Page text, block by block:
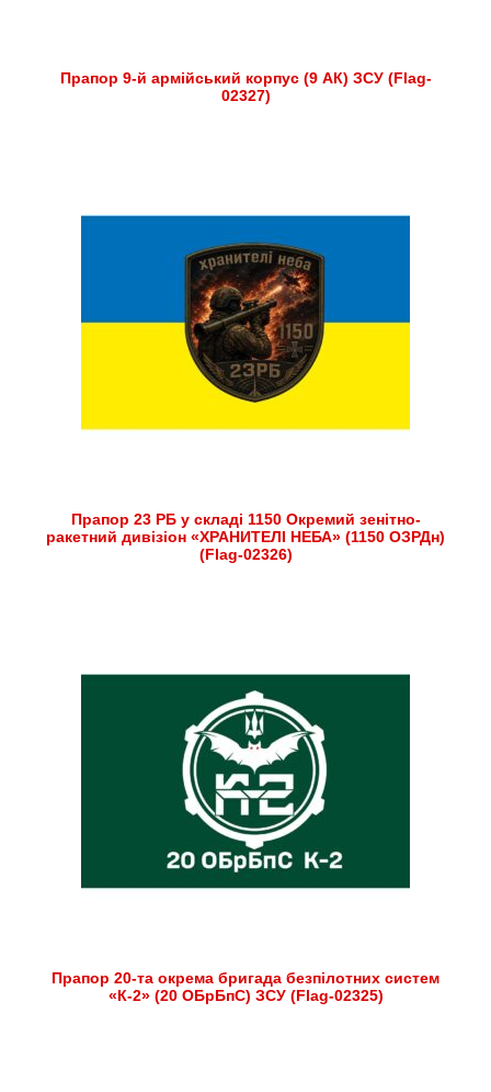
Прапор 9-й армійський корпус (9 АК) ЗСУ (Flag-
02327)
Прапор 23 РБ у складі 1150 Окремий зенітно-
ракетний дивізіон «ХРАНИТЕЛІ НЕБА» (1150 ОЗРДн)
(Flag-02326)
Прапор 20-та окрема бригада безпілотних систем
«К-2» (20 ОБрБпС) ЗСУ (Flag-02325)